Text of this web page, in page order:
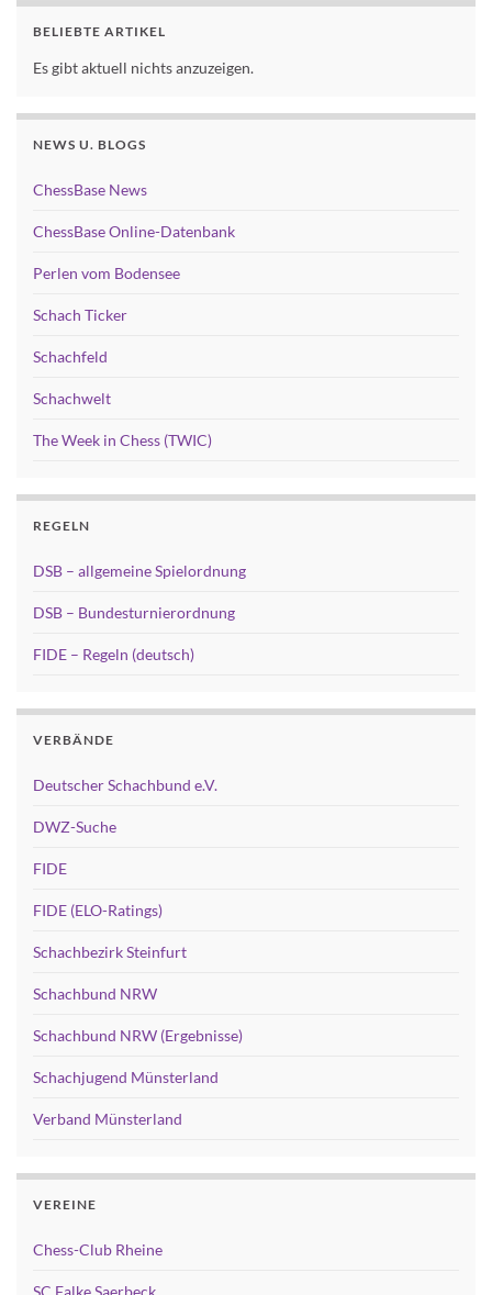
BELIEBTE ARTIKEL
Es gibt aktuell nichts anzuzeigen.
NEWS U. BLOGS
ChessBase News
ChessBase Online-Datenbank
Perlen vom Bodensee
Schach Ticker
Schachfeld
Schachwelt
The Week in Chess (TWIC)
REGELN
DSB – allgemeine Spielordnung
DSB – Bundesturnierordnung
FIDE – Regeln (deutsch)
VERBÄNDE
Deutscher Schachbund e.V.
DWZ-Suche
FIDE
FIDE (ELO-Ratings)
Schachbezirk Steinfurt
Schachbund NRW
Schachbund NRW (Ergebnisse)
Schachjugend Münsterland
Verband Münsterland
VEREINE
Chess-Club Rheine
SC Falke Saerbeck